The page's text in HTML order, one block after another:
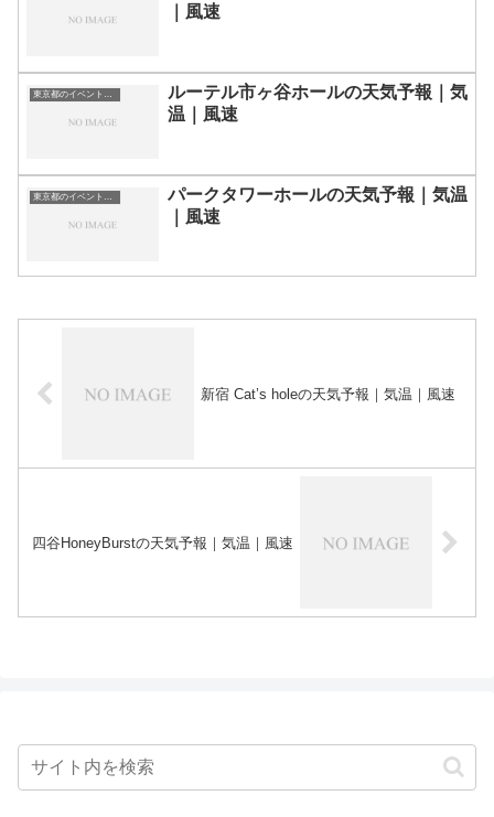
｜風速
ルーテル市ヶ谷ホールの天気予報｜気
温｜風速
パークタワーホールの天気予報｜気温
｜風速
新宿 Cat’s holeの天気予報｜気温｜風速
四谷HoneyBurstの天気予報｜気温｜風速